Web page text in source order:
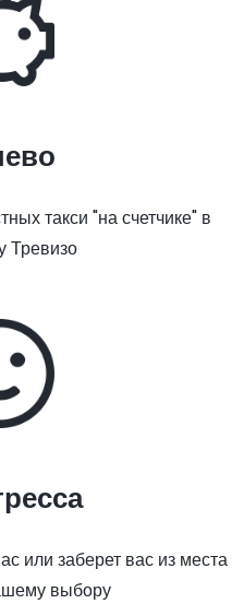
такси "на счетчике" в
Тревизо
или заберет вас из места
выбору